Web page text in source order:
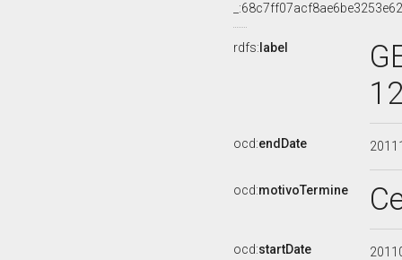
rdfs: label
ocd:endDate
ocd:motivoTermine
ocd:startDate